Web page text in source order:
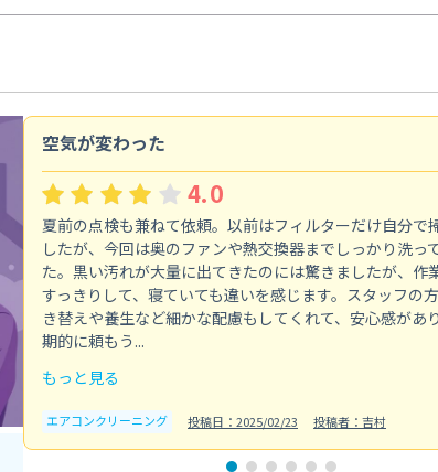
空気が変わった
4.0
夏前の点検も兼ねて依頼。以前はフィルターだけ自分で
したが、今回は奥のファンや熱交換器までしっかり洗っ
た。黒い汚れが大量に出てきたのには驚きましたが、作
すっきりして、寝ていても違いを感じます。スタッフの
き替えや養生など細かな配慮もしてくれて、安心感があ
期的に頼もう...
もっと見る
エアコンクリーニング 投稿日：2025/02/23 投稿者：吉村